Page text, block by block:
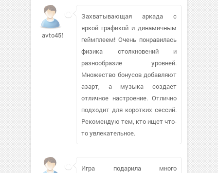
avto45559
Захватывающая аркада с
яркой графикой и динамичным
геймплеем! Очень понравилась
физика столкновений и
разнообразие уровней.
Множество бонусов добавляют
азарт, а музыка создает
отличное настроение. Отлично
подходит для коротких сессий.
Рекомендую тем, кто ищет что-
то увлекательное.
Игра подарила много